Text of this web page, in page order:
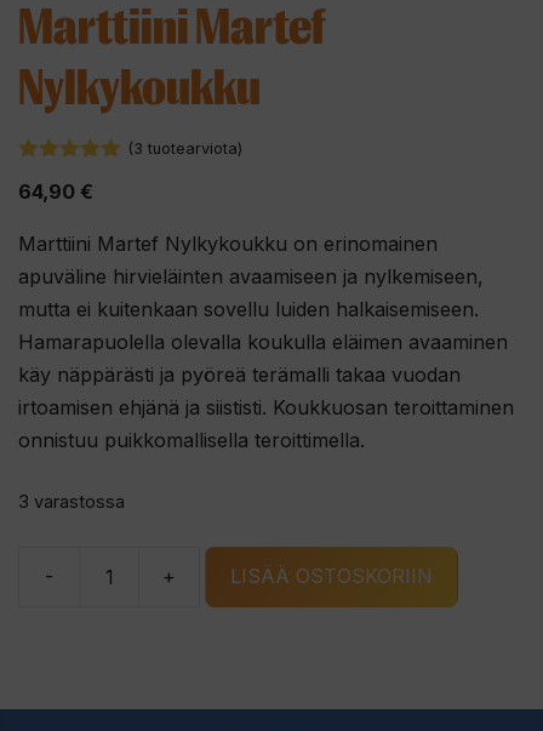
Marttiini Martef
Nylkykoukku
(3 tuotearviota)
64,90 €
Marttiini Martef Nylkykoukku on erinomainen
apuväline hirvieläinten avaamiseen ja nylkemiseen,
mutta ei kuitenkaan sovellu luiden halkaisemiseen.
Hamarapuolella olevalla koukulla eläimen avaaminen
käy näppärästi ja pyöreä terämalli takaa vuodan
irtoamisen ehjänä ja siististi. Koukkuosan teroittaminen
onnistuu puikkomallisella teroittimella.
3 varastossa
-
Marttiini
+ LISÄÄ OSTOSKORIIN